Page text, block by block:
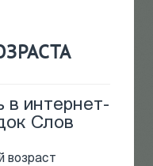
в интернет-
Слов
возраст